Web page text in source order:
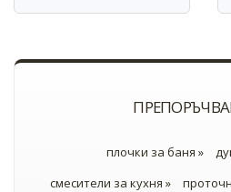
плочки за баня »
смесители за кухня »